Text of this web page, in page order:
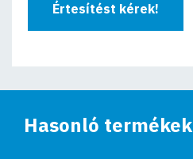
Értesítést kérek!
Hasonló termékek